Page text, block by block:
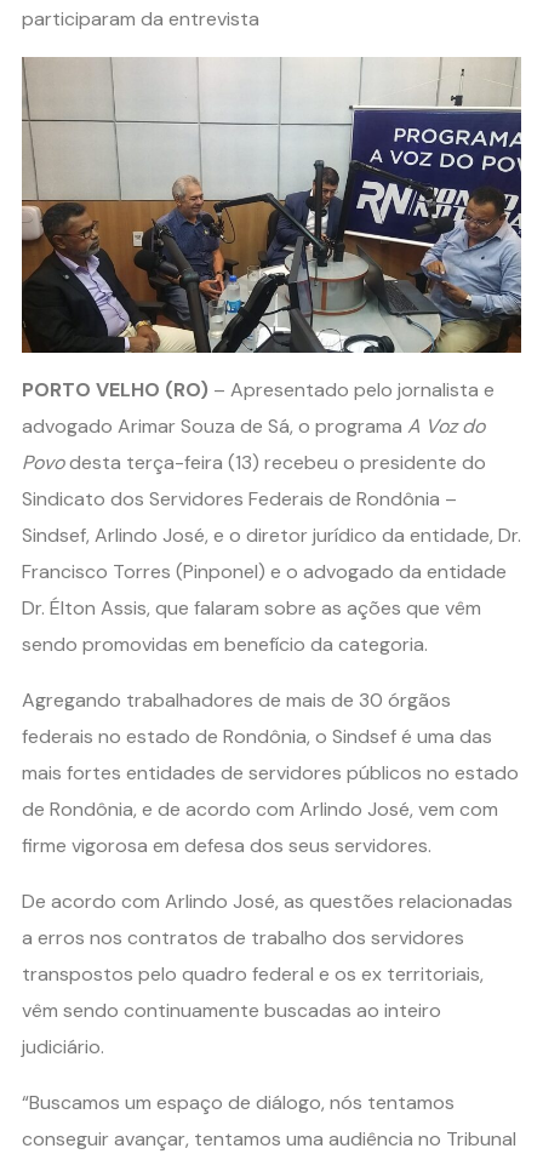
participaram da entrevista
PORTO VELHO (RO) – Apresentado pelo jornalista e
advogado Arimar Souza de Sá, o programa A Voz do
Povodesta terça-feira (13) recebeu o presidente do
Sindicato dos Servidores Federais de Rondônia –
Sindsef, Arlindo José, e o diretor jurídico da entidade, Dr.
Francisco Torres (Pinponel) e o advogado da entidade
Dr. Élton Assis, que falaram sobre as ações que vêm
sendo promovidas em benefício da categoria.
Agregando trabalhadores de mais de 30 órgãos
federais no estado de Rondônia, o Sindsef é uma das
mais fortes entidades de servidores públicos no estado
de Rondônia, e de acordo com Arlindo José, vem com
firme vigorosa em defesa dos seus servidores.
De acordo com Arlindo José, as questões relacionadas
a erros nos contratos de trabalho dos servidores
transpostos pelo quadro federal e os ex territoriais,
vêm sendo continuamente buscadas ao inteiro
judiciário.
“Buscamos um espaço de diálogo, nós tentamos
conseguir avançar, tentamos uma audiência no Tribunal